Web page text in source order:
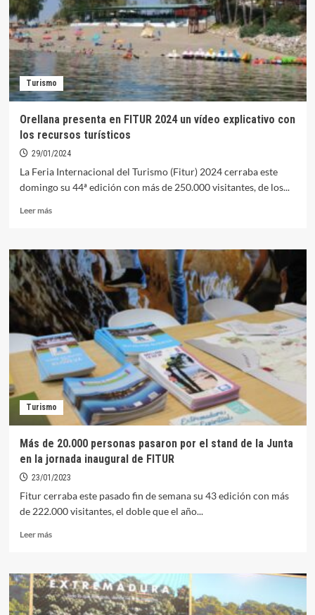
potencial
turístico
en
FITUR
2025
Turismo
Orellana presenta en FITUR 2024 un vídeo explicativo con
los recursos turísticos
29/01/2024
La Feria Internacional del Turismo (Fitur) 2024 cerraba este
domingo su 44ª edición con más de 250.000 visitantes, de los...
Leer másLeer
Orellana
presenta
en
FITUR
2024
un
vídeo
explicativo
con
los
recursos
turísticos
Turismo
Más de 20.000 personas pasaron por el stand de la Junta
en la jornada inaugural de FITUR
23/01/2023
Fitur cerraba este pasado fin de semana su 43 edición con más
de 222.000 visitantes, el doble que el año...
Leer másLeer
Más
de
20.000
personas